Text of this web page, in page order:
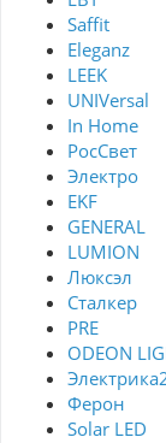
Saffit
Eleganz
LEEK
UNIVersal
In Home
РосСвет
Электро
EKF
GENERAL
LUMION
Люксэл
Сталкер
PRE
ODEON
Ферон
Solar LED